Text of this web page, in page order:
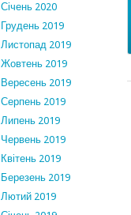
Січень 2020
Грудень 2019
Листопад 2019
Жовтень 2019
Вересень 2019
Серпень 2019
Липень 2019
Червень 2019
Квітень 2019
Березень 2019
Лютий 2019